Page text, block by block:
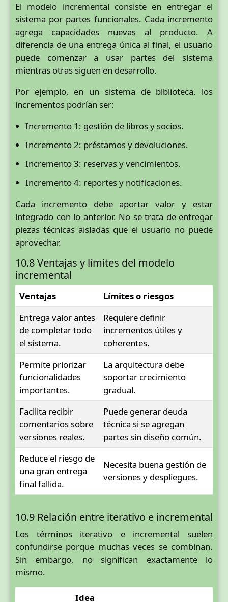
El modelo incremental consiste en entregar el
sistema por partes funcionales. Cada incremento
agrega capacidades nuevas al producto. A
diferencia de una entrega única al final, el usuario
puede comenzar a usar partes del sistema
mientras otras siguen en desarrollo.
Por ejemplo, en un sistema de biblioteca, los
incrementos podrían ser:
Incremento 1: gestión de libros y socios.
Incremento 2: préstamos y devoluciones.
Incremento 3: reservas y vencimientos.
Incremento 4: reportes y notificaciones.
Cada incremento debe aportar valor y estar
integrado con lo anterior. No se trata de entregar
piezas técnicas aisladas que el usuario no puede
aprovechar.
10.8 Ventajas y límites del modelo
incremental
Ventajas
Límites o riesgos
Entrega valor antes
de completar todo
el sistema.
Requiere definir
incrementos útiles y
coherentes.
Permite priorizar
funcionalidades
importantes.
La arquitectura debe
soportar crecimiento
gradual.
Facilita recibir
comentarios sobre
versiones reales.
Puede generar deuda
técnica si se agregan
partes sin diseño común.
Reduce el riesgo de
una gran entrega
final fallida.
Necesita buena gestión de
versiones y despliegues.
10.9 Relación entre iterativo e incremental
Los términos iterativo e incremental suelen
confundirse porque muchas veces se combinan.
Sin embargo, no significan exactamente lo
mismo.
Idea